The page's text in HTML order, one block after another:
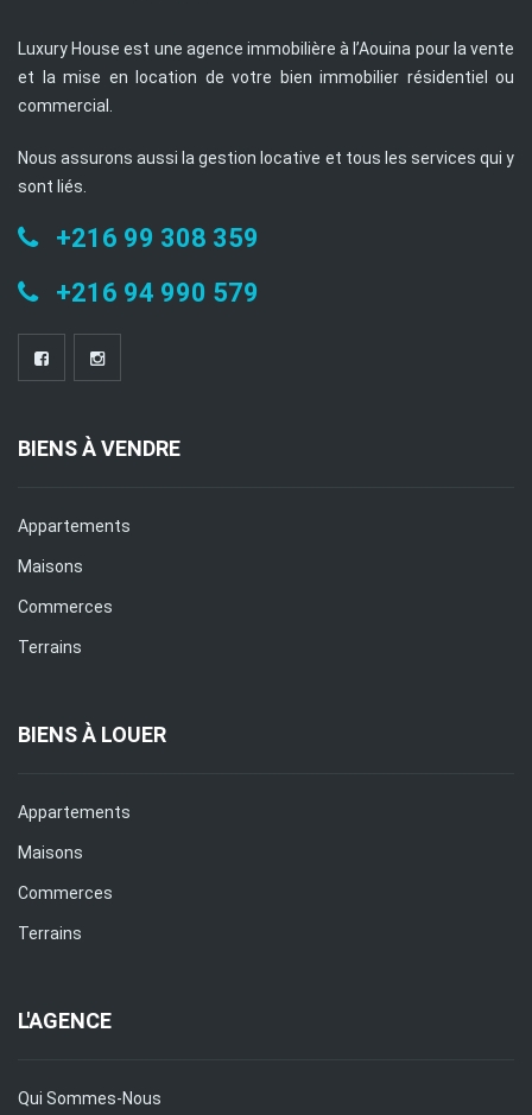
Luxury House est une agence immobilière à l’Aouina pour la vente
et la mise en location de votre bien immobilier résidentiel ou
commercial.
Nous assurons aussi la gestion locative et tous les services qui y
sont liés.
+216 99 308 359
+216 94 990 579
BIENS À VENDRE
Appartements
Maisons
Commerces
Terrains
BIENS À LOUER
Appartements
Maisons
Commerces
Terrains
L'AGENCE
Qui Sommes-Nous